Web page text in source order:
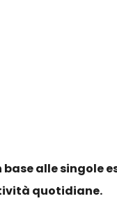
alle singole
quotidiane.